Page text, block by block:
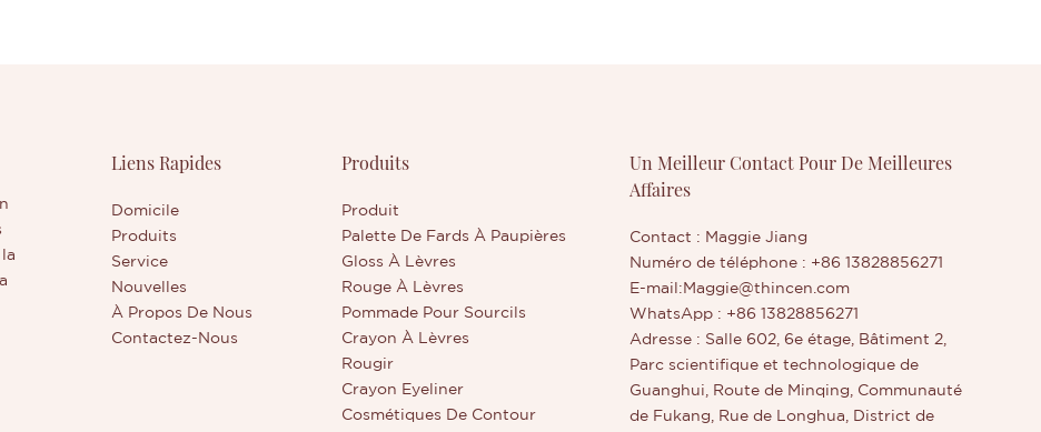
Liens Rapides
Domicile
Produits
Service
Nouvelles
À Propos De Nous
Contactez-Nous
Produits
Produit
Palette De Fards À Paupières
Gloss À Lèvres
Rouge À Lèvres
Pommade Pour Sourcils
Crayon À Lèvres
Rougir
Crayon Eyeliner
Cosmétiques De Contour
Un Meilleur Contact Pour De Meilleures
Affaires
Contact : Maggie Jiang
Numéro de téléphone : +86 13828856271
E-mail: Maggie@thincen.com
WhatsApp : +86 13828856271
Adresse : Salle 602, 6e étage, Bâtiment 2,
Parc scientifique et technologique de
Guanghui, Route de Minqing, Communauté
de Fukang, Rue de Longhua, District de